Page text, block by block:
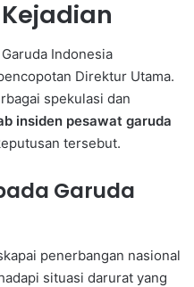
Indonesia
Direktur Utama.
spekulasi dan
insiden pesawat garuda
tersebut.
Garuda
penerbangan nasional
situasi darurat yang